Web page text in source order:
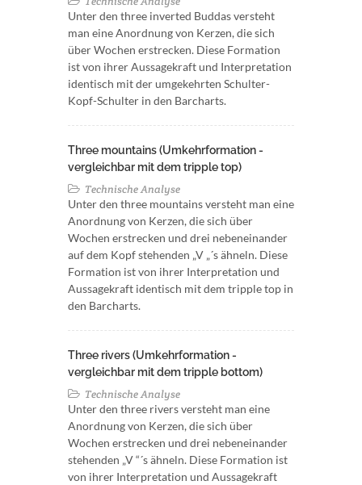
Unter den three inverted Buddas versteht
man eine Anordnung von Kerzen, die sich
über Wochen erstrecken. Diese Formation
ist von ihrer Aussagekraft und Interpretation
identisch mit der umgekehrten Schulter-
Kopf-Schulter in den Barcharts.
Three mountains (Umkehrformation -
vergleichbar mit dem tripple top)
Technische Analyse
Unter den three mountains versteht man eine
Anordnung von Kerzen, die sich über
Wochen erstrecken und drei nebeneinander
auf dem Kopf stehenden „V „´s ähneln. Diese
Formation ist von ihrer Interpretation und
Aussagekraft identisch mit dem tripple top in
den Barcharts.
Three rivers (Umkehrformation -
vergleichbar mit dem tripple bottom)
Technische Analyse
Unter den three rivers versteht man eine
Anordnung von Kerzen, die sich über
Wochen erstrecken und drei nebeneinander
stehenden „V “´s ähneln. Diese Formation ist
von ihrer Interpretation und Aussagekraft